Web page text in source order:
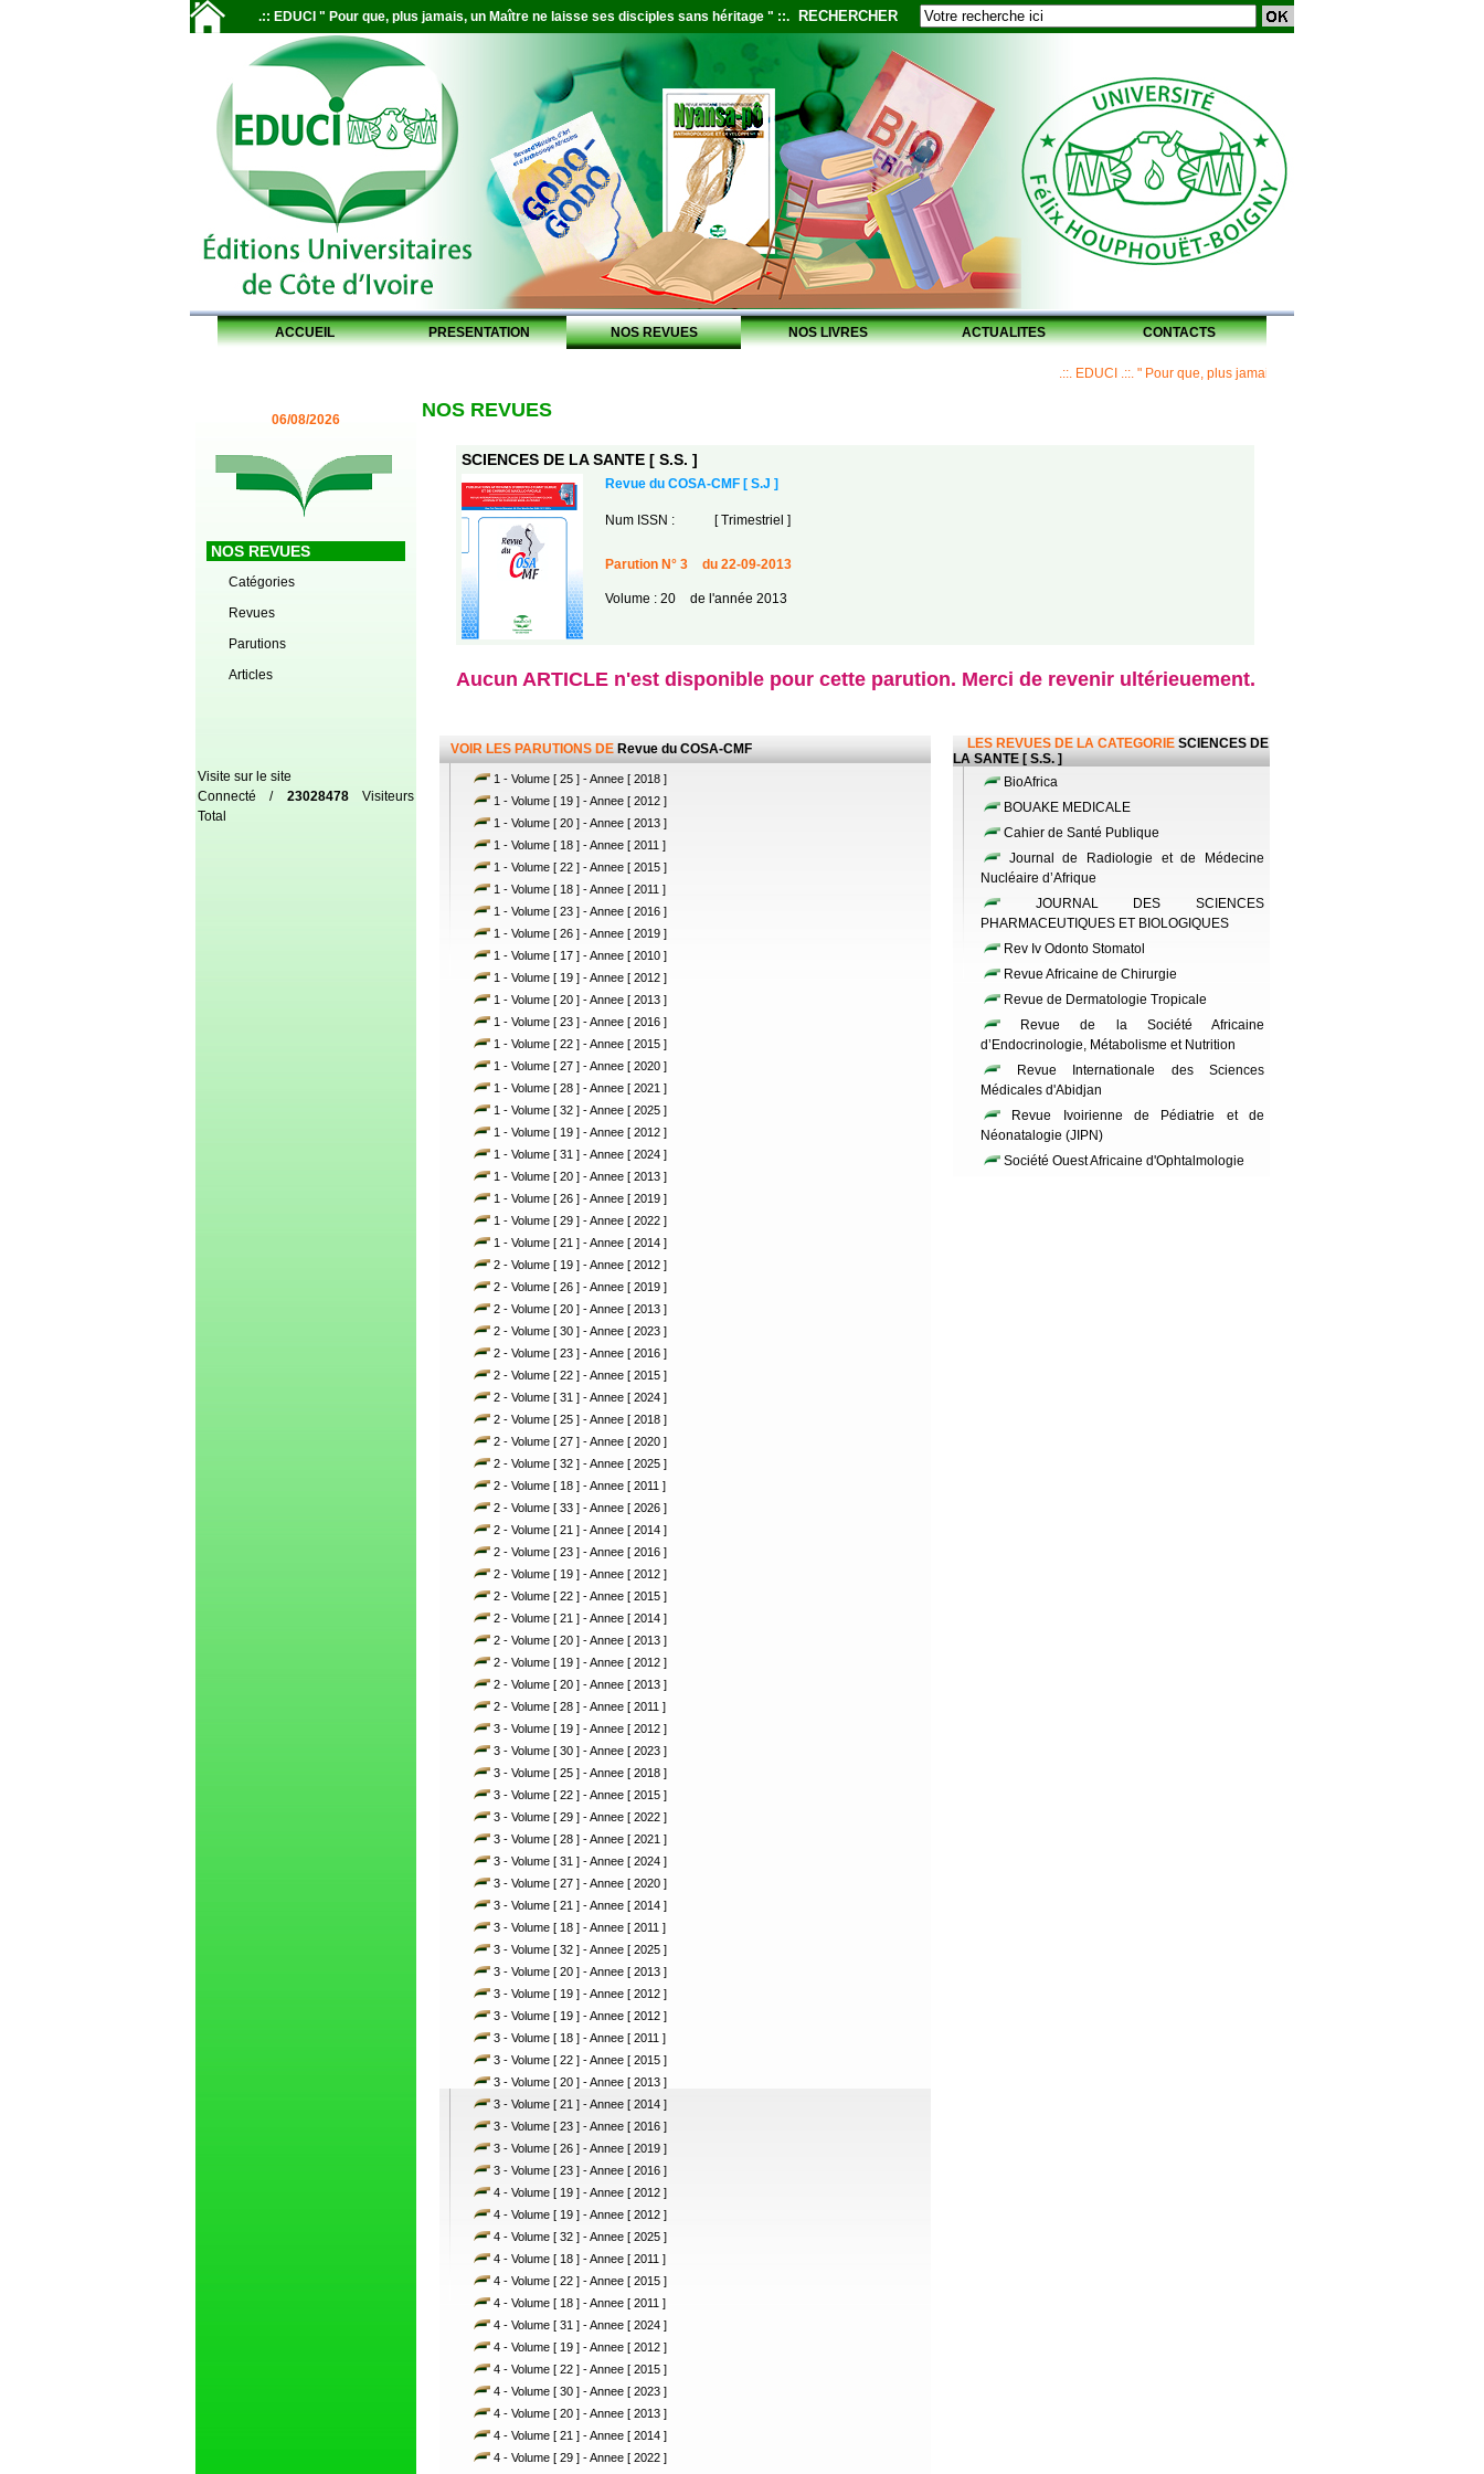
.:: EDUCI " Pour que, plus jamais, un Maître ne laisse ses disciples sans héritage " ::. RECHERCHER
ACCUEIL PRESENTATION NOS REVUES NOS LIVRES ACTUALITES CONTACTS
.::. EDUCI .::. " Pour que, plus jamais, un Maître ne laisse ses disciples
06/08/2026
NOS REVUES
Catégories
Revues
Parutions
Articles
Visite sur le site
Connecté / 23028478Visiteurs
Total
NOS REVUES
SCIENCES DE LA SANTE [ S.S. ]
Revue du COSA-CMF [ S.J ]
Num ISSN : [ Trimestriel ]
Parution N° 3 du 22-09-2013
Volume : 20 de l'année 2013
Aucun ARTICLE n'est disponible pour cette parution. Merci de revenir ultérieuement.
VOIR LES PARUTIONS DE Revue du COSA-CMF
1 - Volume [ 25 ] - Annee [ 2018 ]
1 - Volume [ 19 ] - Annee [ 2012 ]
1 - Volume [ 20 ] - Annee [ 2013 ]
1 - Volume [ 18 ] - Annee [ 2011 ]
1 - Volume [ 22 ] - Annee [ 2015 ]
1 - Volume [ 18 ] - Annee [ 2011 ]
1 - Volume [ 23 ] - Annee [ 2016 ]
1 - Volume [ 26 ] - Annee [ 2019 ]
1 - Volume [ 17 ] - Annee [ 2010 ]
1 - Volume [ 19 ] - Annee [ 2012 ]
1 - Volume [ 20 ] - Annee [ 2013 ]
1 - Volume [ 23 ] - Annee [ 2016 ]
1 - Volume [ 22 ] - Annee [ 2015 ]
1 - Volume [ 27 ] - Annee [ 2020 ]
1 - Volume [ 28 ] - Annee [ 2021 ]
1 - Volume [ 32 ] - Annee [ 2025 ]
1 - Volume [ 19 ] - Annee [ 2012 ]
1 - Volume [ 31 ] - Annee [ 2024 ]
1 - Volume [ 20 ] - Annee [ 2013 ]
1 - Volume [ 26 ] - Annee [ 2019 ]
1 - Volume [ 29 ] - Annee [ 2022 ]
1 - Volume [ 21 ] - Annee [ 2014 ]
2 - Volume [ 19 ] - Annee [ 2012 ]
2 - Volume [ 26 ] - Annee [ 2019 ]
2 - Volume [ 20 ] - Annee [ 2013 ]
2 - Volume [ 30 ] - Annee [ 2023 ]
2 - Volume [ 23 ] - Annee [ 2016 ]
2 - Volume [ 22 ] - Annee [ 2015 ]
2 - Volume [ 31 ] - Annee [ 2024 ]
2 - Volume [ 25 ] - Annee [ 2018 ]
2 - Volume [ 27 ] - Annee [ 2020 ]
2 - Volume [ 32 ] - Annee [ 2025 ]
2 - Volume [ 18 ] - Annee [ 2011 ]
2 - Volume [ 33 ] - Annee [ 2026 ]
2 - Volume [ 21 ] - Annee [ 2014 ]
2 - Volume [ 23 ] - Annee [ 2016 ]
2 - Volume [ 19 ] - Annee [ 2012 ]
2 - Volume [ 22 ] - Annee [ 2015 ]
2 - Volume [ 21 ] - Annee [ 2014 ]
2 - Volume [ 20 ] - Annee [ 2013 ]
2 - Volume [ 19 ] - Annee [ 2012 ]
2 - Volume [ 20 ] - Annee [ 2013 ]
2 - Volume [ 28 ] - Annee [ 2011 ]
3 - Volume [ 19 ] - Annee [ 2012 ]
3 - Volume [ 30 ] - Annee [ 2023 ]
3 - Volume [ 25 ] - Annee [ 2018 ]
3 - Volume [ 22 ] - Annee [ 2015 ]
3 - Volume [ 29 ] - Annee [ 2022 ]
3 - Volume [ 28 ] - Annee [ 2021 ]
3 - Volume [ 31 ] - Annee [ 2024 ]
3 - Volume [ 27 ] - Annee [ 2020 ]
3 - Volume [ 21 ] - Annee [ 2014 ]
3 - Volume [ 18 ] - Annee [ 2011 ]
3 - Volume [ 32 ] - Annee [ 2025 ]
3 - Volume [ 20 ] - Annee [ 2013 ]
3 - Volume [ 19 ] - Annee [ 2012 ]
3 - Volume [ 19 ] - Annee [ 2012 ]
3 - Volume [ 18 ] - Annee [ 2011 ]
3 - Volume [ 22 ] - Annee [ 2015 ]
3 - Volume [ 20 ] - Annee [ 2013 ]
3 - Volume [ 21 ] - Annee [ 2014 ]
3 - Volume [ 23 ] - Annee [ 2016 ]
3 - Volume [ 26 ] - Annee [ 2019 ]
3 - Volume [ 23 ] - Annee [ 2016 ]
4 - Volume [ 19 ] - Annee [ 2012 ]
4 - Volume [ 19 ] - Annee [ 2012 ]
4 - Volume [ 32 ] - Annee [ 2025 ]
4 - Volume [ 18 ] - Annee [ 2011 ]
4 - Volume [ 22 ] - Annee [ 2015 ]
4 - Volume [ 18 ] - Annee [ 2011 ]
4 - Volume [ 31 ] - Annee [ 2024 ]
4 - Volume [ 19 ] - Annee [ 2012 ]
4 - Volume [ 22 ] - Annee [ 2015 ]
4 - Volume [ 30 ] - Annee [ 2023 ]
4 - Volume [ 20 ] - Annee [ 2013 ]
4 - Volume [ 21 ] - Annee [ 2014 ]
4 - Volume [ 29 ] - Annee [ 2022 ]
LES REVUES DE LA CATEGORIE SCIENCES DE
LA SANTE [ S.S. ]
BioAfrica
BOUAKE MEDICALE
Cahier de Santé Publique
Journal de Radiologie et de Médecine
Nucléaire d’Afrique
JOURNAL DES SCIENCES
PHARMACEUTIQUES ET BIOLOGIQUES
Rev Iv Odonto Stomatol
Revue Africaine de Chirurgie
Revue de Dermatologie Tropicale
Revue de la Société Africaine
d’Endocrinologie, Métabolisme et Nutrition
Revue Internationale des Sciences
Médicales d'Abidjan
Revue Ivoirienne de Pédiatrie et de
Néonatalogie (JIPN)
Société Ouest Africaine d'Ophtalmologie